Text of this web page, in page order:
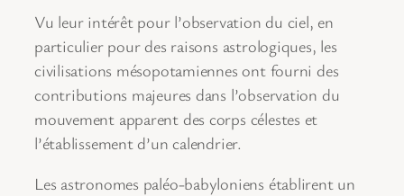
Vu leur intérêt pour l’observation du ciel, en
particulier pour des raisons astrologiques, les
civilisations mésopotamiennes ont fourni des
contributions majeures dans l’observation du
mouvement apparent des corps célestes et
l’établissement d’un calendrier.
Les astronomes paléo-babyloniens établirent un